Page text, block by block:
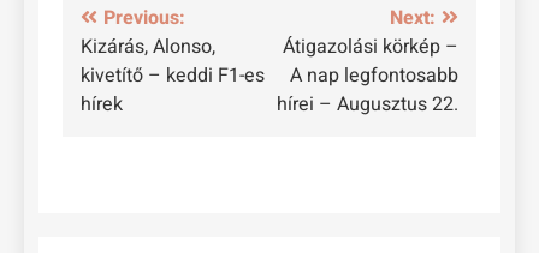
Bejegyzés
navigáció
Previous:
Kizárás, Alonso,
kivetítő – keddi F1-es
hírek
Next:
Átigazolási körkép –
A nap legfontosabb
hírei – Augusztus 22.